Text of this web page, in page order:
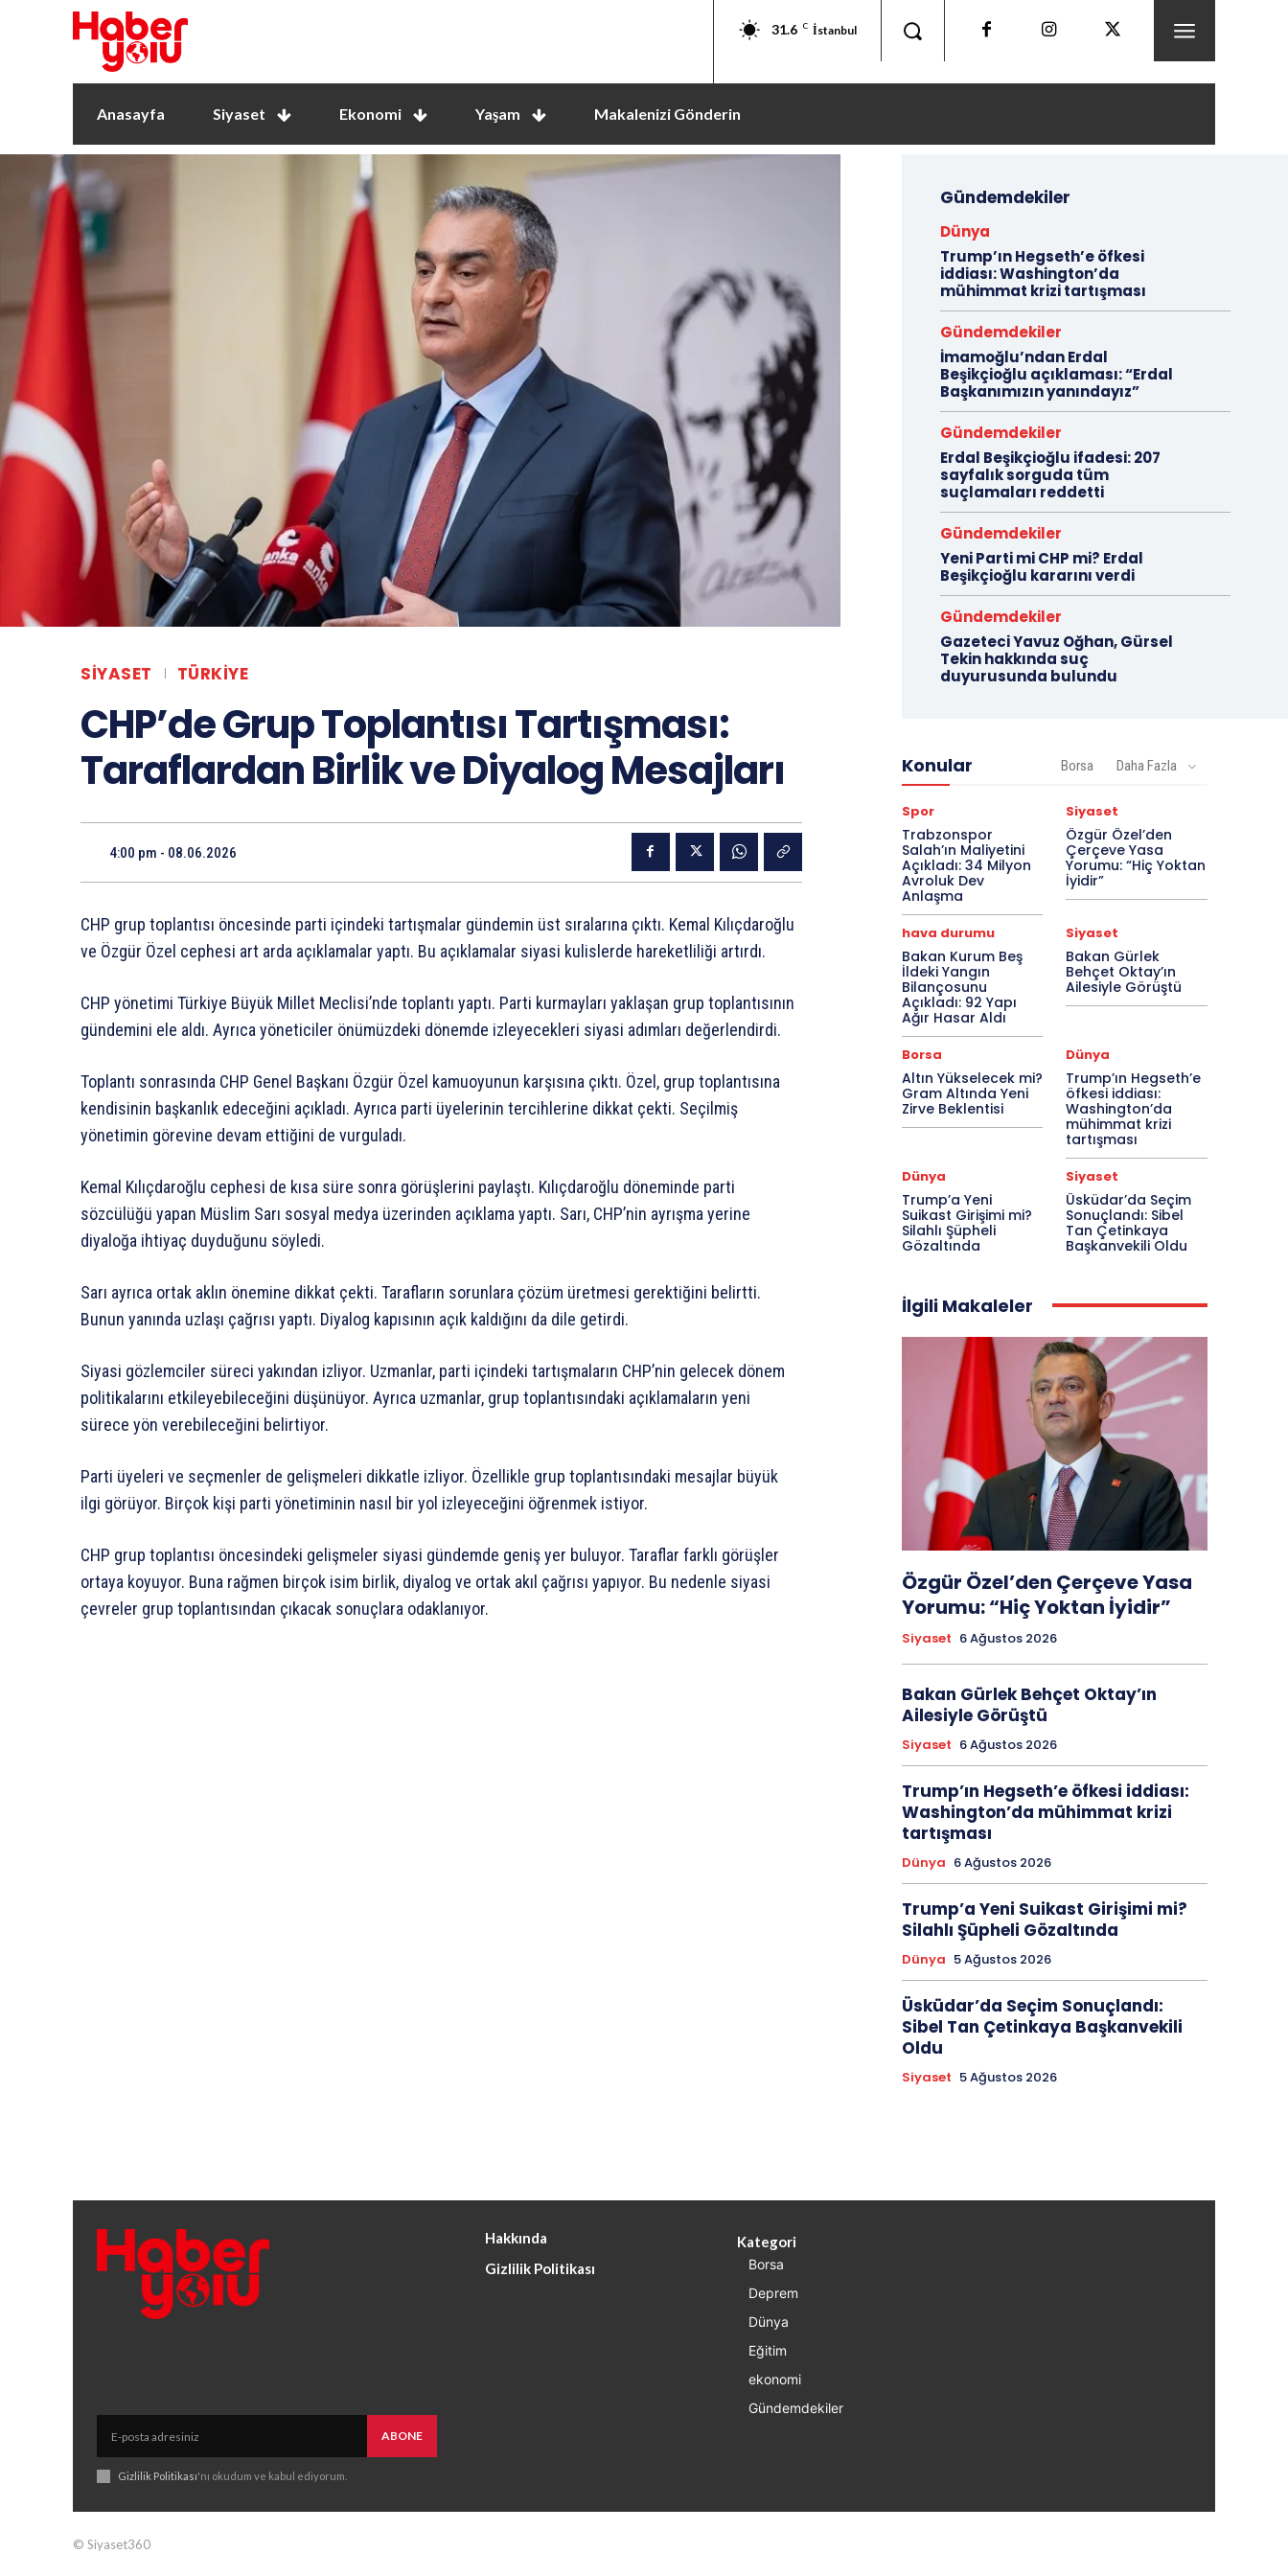
31.6 C İstanbul
Anasayfa Siyaset Ekonomi Yaşam Makalenizi Gönderin
SIYASET TÜRKIYE
CHP’de Grup Toplantısı Tartışması:
Taraflardan Birlik ve Diyalog Mesajları
4:00 pm - 08.06.2026
CHP grup toplantısı öncesinde parti içindeki tartışmalar gündemin üst sıralarına çıktı. Kemal Kılıçdaroğlu
ve Özgür Özel cephesi art arda açıklamalar yaptı. Bu açıklamalar siyasi kulislerde hareketliliği artırdı.
CHP yönetimi Türkiye Büyük Millet Meclisi’nde toplantı yaptı. Parti kurmayları yaklaşan grup toplantısının
gündemini ele aldı. Ayrıca yöneticiler önümüzdeki dönemde izleyecekleri siyasi adımları değerlendirdi.
Toplantı sonrasında CHP Genel Başkanı Özgür Özel kamuoyunun karşısına çıktı. Özel, grup toplantısına
kendisinin başkanlık edeceğini açıkladı. Ayrıca parti üyelerinin tercihlerine dikkat çekti. Seçilmiş
yönetimin görevine devam ettiğini de vurguladı.
Kemal Kılıçdaroğlu cephesi de kısa süre sonra görüşlerini paylaştı. Kılıçdaroğlu döneminde parti
sözcülüğü yapan Müslim Sarı sosyal medya üzerinden açıklama yaptı. Sarı, CHP’nin ayrışma yerine
diyaloğa ihtiyaç duyduğunu söyledi.
Sarı ayrıca ortak aklın önemine dikkat çekti. Tarafların sorunlara çözüm üretmesi gerektiğini belirtti.
Bunun yanında uzlaşı çağrısı yaptı. Diyalog kapısının açık kaldığını da dile getirdi.
Siyasi gözlemciler süreci yakından izliyor. Uzmanlar, parti içindeki tartışmaların CHP’nin gelecek dönem
politikalarını etkileyebileceğini düşünüyor. Ayrıca uzmanlar, grup toplantısındaki açıklamaların yeni
sürece yön verebileceğini belirtiyor.
Parti üyeleri ve seçmenler de gelişmeleri dikkatle izliyor. Özellikle grup toplantısındaki mesajlar büyük
ilgi görüyor. Birçok kişi parti yönetiminin nasıl bir yol izleyeceğini öğrenmek istiyor.
CHP grup toplantısı öncesindeki gelişmeler siyasi gündemde geniş yer buluyor. Taraflar farklı görüşler
ortaya koyuyor. Buna rağmen birçok isim birlik, diyalog ve ortak akıl çağrısı yapıyor. Bu nedenle siyasi
çevreler grup toplantısından çıkacak sonuçlara odaklanıyor.
Gündemdekiler
Dünya
Trump’ın Hegseth’e öfkesi
iddiası: Washington’da
mühimmat krizi tartışması
Gündemdekiler
İmamoğlu’ndan Erdal
Beşikçioğlu açıklaması: “Erdal
Başkanımızın yanındayız”
Gündemdekiler
Erdal Beşikçioğlu ifadesi: 207
sayfalık sorguda tüm
suçlamaları reddetti
Gündemdekiler
Yeni Parti mi CHP mi? Erdal
Beşikçioğlu kararını verdi
Gündemdekiler
Gazeteci Yavuz Oğhan, Gürsel
Tekin hakkında suç
duyurusunda bulundu
Konular Borsa Daha Fazla
Spor
Trabzonspor
Salah’ın Maliyetini
Açıkladı: 34 Milyon
Avroluk Dev
Anlaşma
Siyaset
Özgür Özel’den
Çerçeve Yasa
Yorumu: “Hiç Yoktan
İyidir”
hava durumu
Bakan Kurum Beş
İldeki Yangın
Bilançosunu
Açıkladı: 92 Yapı
Ağır Hasar Aldı
Siyaset
Bakan Gürlek
Behçet Oktay’ın
Ailesiyle Görüştü
Borsa
Altın Yükselecek mi?
Gram Altında Yeni
Zirve Beklentisi
Dünya
Trump’ın Hegseth’e
öfkesi iddiası:
Washington’da
mühimmat krizi
tartışması
Dünya
Trump’a Yeni
Suikast Girişimi mi?
Silahlı Şüpheli
Gözaltında
Siyaset
Üsküdar’da Seçim
Sonuçlandı: Sibel
Tan Çetinkaya
Başkanvekili Oldu
İlgili Makaleler
Özgür Özel’den Çerçeve Yasa
Yorumu: “Hiç Yoktan İyidir”
Siyaset 6 Ağustos 2026
Bakan Gürlek Behçet Oktay’ın
Ailesiyle Görüştü
Siyaset 6 Ağustos 2026
Trump’ın Hegseth’e öfkesi iddiası:
Washington’da mühimmat krizi
tartışması
Dünya 6 Ağustos 2026
Trump’a Yeni Suikast Girişimi mi?
Silahlı Şüpheli Gözaltında
Dünya 5 Ağustos 2026
Üsküdar’da Seçim Sonuçlandı:
Sibel Tan Çetinkaya Başkanvekili
Oldu
Siyaset 5 Ağustos 2026
ABONE
Gizlilik Politikası'nı okudum ve kabul ediyorum.
Hakkında
Gizlilik Politikası
Kategori
Borsa
Deprem
Dünya
Eğitim
ekonomi
Gündemdekiler
© Siyaset360